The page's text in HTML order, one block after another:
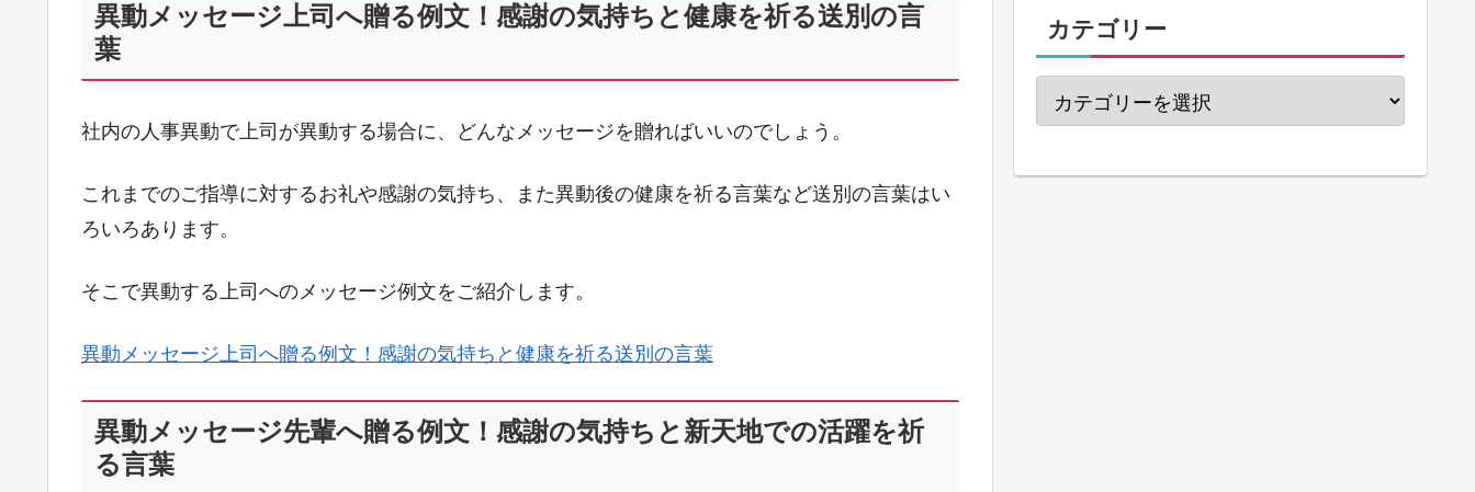
異動メッセージ上司へ贈る例文！感謝の気持ちと健康を祈る送別の言
葉
社内の人事異動で上司が異動する場合に、どんなメッセージを贈ればいいのでしょう。
これまでのご指導に対するお礼や感謝の気持ち、また異動後の健康を祈る言葉など送別の言葉はい
ろいろあります。
そこで異動する上司へのメッセージ例文をご紹介します。
異動メッセージ上司へ贈る例文！感謝の気持ちと健康を祈る送別の言葉
異動メッセージ先輩へ贈る例文！感謝の気持ちと新天地での活躍を祈
る言葉
カテゴリー